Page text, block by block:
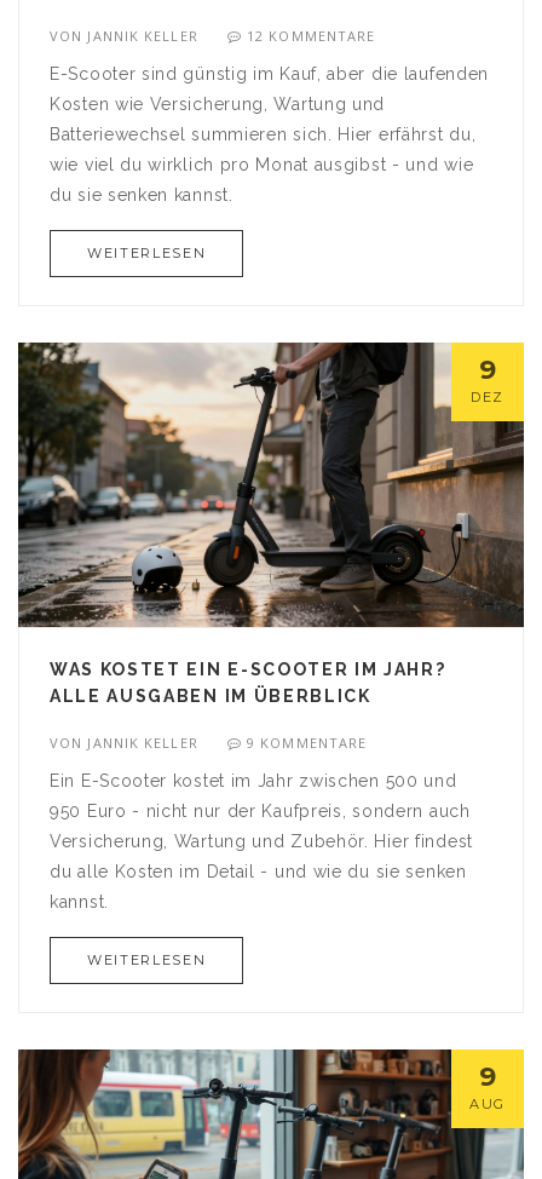
VON JANNIK KELLER 12 KOMMENTARE
E-Scooter sind günstig im Kauf, aber die laufenden
Kosten wie Versicherung, Wartung und
Batteriewechsel summieren sich. Hier erfährst du,
wie viel du wirklich pro Monat ausgibst - und wie
du sie senken kannst.
WEITERLESEN
9
DEZ
WAS KOSTET EIN E-SCOOTER IM JAHR?
ALLE AUSGABEN IM ÜBERBLICK
VON JANNIK KELLER 9 KOMMENTARE
Ein E-Scooter kostet im Jahr zwischen 500 und
950 Euro - nicht nur der Kaufpreis, sondern auch
Versicherung, Wartung und Zubehör. Hier findest
du alle Kosten im Detail - und wie du sie senken
kannst.
WEITERLESEN
9
AUG